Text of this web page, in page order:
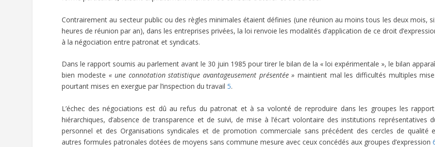
Contrairement au secteur public ou des règles minimales étaient définies (une réunion au moins tous les deux mois,
heures de réunion par an), dans les entreprises privées, la loi renvoie les modalités d’application de ce droit
à la négociation entre patronat et syndicats.
Dans le rapport soumis au parlement avant le 30 juin 1985 pour tirer le bilan de la « loi expérimentale », le bilan
bien modeste « une connotation statistique avantageusement présentée » maintient mal les difficultés multiples
pourtant mises en exergue par l’inspection du travail5.
L’échec des négociations est dû au refus du patronat et à sa volonté de reproduire dans les groupes les
hiérarchiques, d’absence de transparence et de suivi, de mise à l’écart volontaire des institutions représentatives
personnel et des Organisations syndicales et de promotion commerciale sans précédent des cercles de qualité
autres formules patronales dotées de moyens sans commune mesure avec ceux concédés aux groupes d’expression